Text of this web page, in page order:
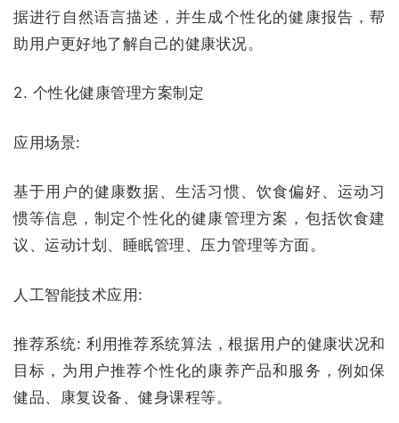
据进行自然语言描述，并生成个性化的健康报告，帮
助用户更好地了解自己的健康状况。
2. 个性化健康管理方案制定
应用场景:
基于用户的健康数据、生活习惯、饮食偏好、运动习
惯等信息，制定个性化的健康管理方案，包括饮食建
议、运动计划、睡眠管理、压力管理等方面。
人工智能技术应用:
推荐系统: 利用推荐系统算法，根据用户的健康状况和
目标，为用户推荐个性化的康养产品和服务，例如保
健品、康复设备、健身课程等。